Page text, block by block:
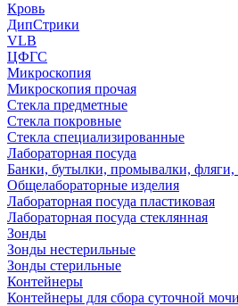
Кровь
ДипСтрики
VLB
ЦФГС
Микроскопия
Микроскопия прочая
Стекла предметные
Стекла покровные
Стекла специализированные
Лабораторная посуда
Банки, бутылки, промывалки,
Общелабораторные изделия
Лабораторная посуда пластиковая
Лабораторная посуда стеклянная
Зонды
Зонды нестерильные
Зонды стерильные
Контейнеры
Контейнеры для сбора суточной мочи